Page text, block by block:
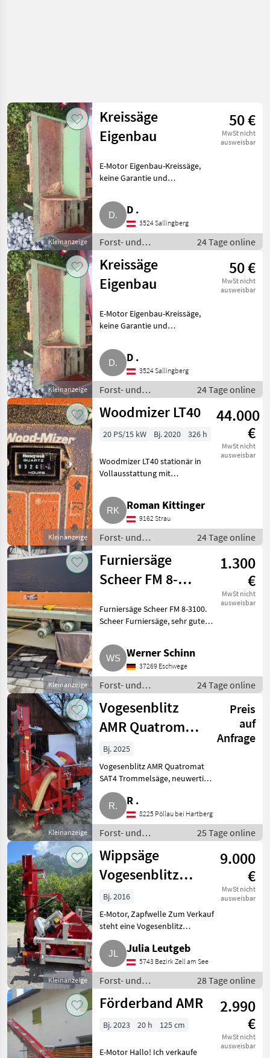
Kleinanzeige
Kreissäge
Eigenbau
50 €
MwSt nicht
ausweisbar
E-Motor Eigenbau-Kreissäge,
keine Garantie und
Holztechnik Kreissägen
D .
3524 Sallingberg
Forst- und
Holztechnik /
Kreissägen
24 Tage online
Kleinanzeige
Kreissäge
Eigenbau
50 €
MwSt nicht
ausweisbar
E-Motor Eigenbau-Kreissäge,
keine Garantie und
Holztechnik Kreissägen
D .
3524 Sallingberg
Forst- und
Holztechnik /
Kreissägen
24 Tage online
Kleinanzeige
Woodmizer LT40
44.000
€
MwSt nicht
ausweisbar
20 PS/15 kW Bj. 2020 326 h
Woodmizer LT40 stationär in
Vollausstattung mit
sehr viele Sägeblätter dabei, bei
mir immer unter Dach
gestanden, Abgabe wegen
Zeitmangel
Roman Kittinger
9162 Strau
Forst- und
Holztechnik /
Kreissägen
24 Tage online
Kleinanzeige
Furniersäge
Scheer FM 8-
1.300
€
MwSt nicht
ausweisbar
Furniersäge Scheer FM 8-3100.
Scheer Furniersäge, sehr guter
mm. Anschlagsystem mit Skala.
Absaugventilator.
Druckluftklemmung. Eine unve
Werner Schinn
37269 Eschwege
Forst- und
Holztechnik /
Kreissägen
24 Tage online
Kleinanzeige
Vogesenblitz
AMR Quatromat
SAT4, neuwertig
Preis
auf
Anfrage
Bj. 2025
Vogesenblitz AMR Quatromat
SAT4 Trommelsäge, neuwertig
(Bj. 2025) mit wenig Bstd.,
kombinierter Antrieb Zapfwelle
und Elektromotor 9, 2 kW (16A
Stecker), Holzschnittl
R .
8225 Pöllau bei Hartberg
Forst- und
Holztechnik /
Kreissägen
25 Tage online
Kleinanzeige
Wippsäge
Vogesenblitz
Solomat SIT+
700 PE5
9.000
€
MwSt nicht
ausweisbar
Bj. 2016
E-Motor, Zapfwelle Zum Verkauf
steht eine Vogesenblitz
Solomat SIT+ 700 PE5
Wippsäge. Ausstattung und
Eigenschaften: Bj.: 2016, Modell:
Solomat SIT+ 700 PE5,
Kombiant
Julia Leutgeb
5743 Bezirk Zell am See
Forst- und
Holztechnik /
Kreissägen
28 Tage online
Förderband AMR
2.990
€
MwSt nicht
ausweisbar
Bj. 2023 20 h 125 cm
E-Motor Hallo! Ich verkaufe